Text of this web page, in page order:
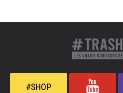
#SHOP